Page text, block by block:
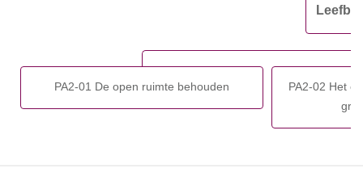
PA2-01 De open ruimte behouden
PA2-02 Het